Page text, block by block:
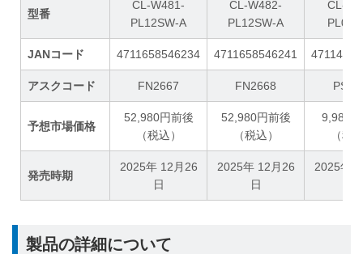
型番
CL-W481-
PL12SW-A
CL-W482-
PL12SW-A
CL-
JANコード 4711658546234 4711658546241
アスクコード FN2667 FN2668
予想市場価格
52,980円前後
（税込）
52,980円前後
（税込）
9,980
（税
発売時期
2025年 12月26
日
2025年 12月26
日
2025年
製品の詳細について